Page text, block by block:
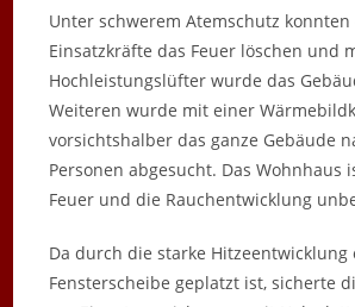
Unter schwerem Atemschutz konnten
Einsatzkräfte das Feuer löschen und
Hochleistungslüfter wurde das
Weiteren wurde mit einer
vorsichtshalber das ganze Gebäude
Personen abgesucht. Das Wohnhaus
Feuer und die Rauchentwicklung
Da durch die starke Hitzeentwicklung
Fensterscheibe geplatzt ist, sicherte